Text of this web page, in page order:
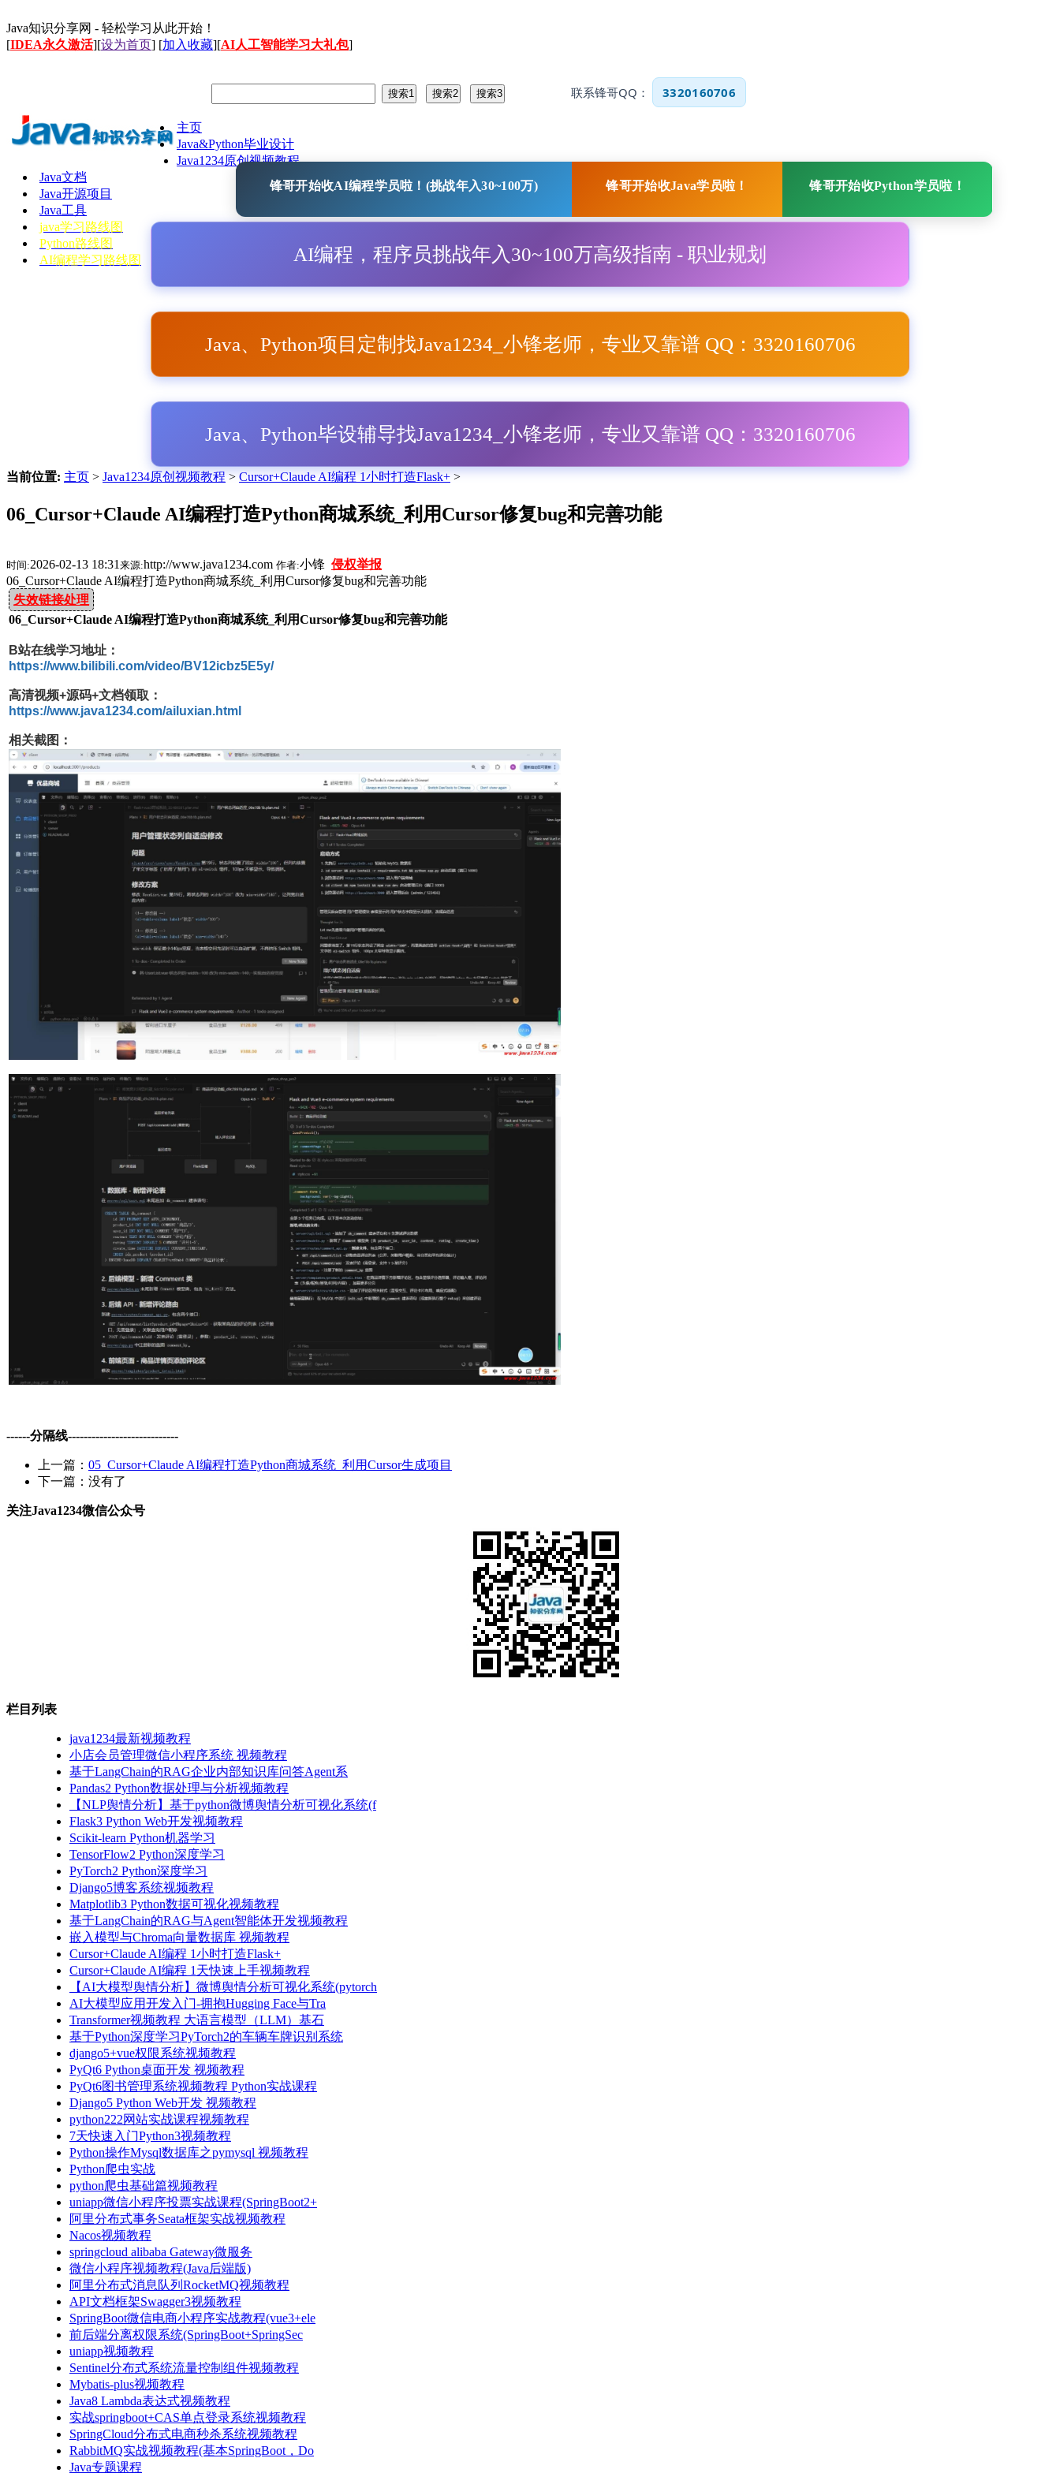
Java知识分享网 - 轻松学习从此开始！
[IDEA永久激活][设为首页] [加入收藏][AI人工智能学习大礼包]
联系锋哥QQ： 3320160706
主页
Java&Python毕业设计
Java1234原创视频教程
Java文档
Java开源项目
Java工具
java学习路线图
Python路线图
AI编程学习路线图
锋哥开始收AI编程学员啦！(挑战年入30~100万) 锋哥开始收Java学员啦！ 锋哥开始收Python学员啦！
AI编程，程序员挑战年入30~100万高级指南 - 职业规划
Java、Python项目定制找Java1234_小锋老师，专业又靠谱 QQ：3320160706
Java、Python毕设辅导找Java1234_小锋老师，专业又靠谱 QQ：3320160706
当前位置: 主页 > Java1234原创视频教程 > Cursor+Claude AI编程 1小时打造Flask+ >
06_Cursor+Claude AI编程打造Python商城系统_利用Cursor修复bug和完善功能
时间:2026-02-13 18:31 来源:http://www.java1234.com 作者:小锋 侵权举报
06_Cursor+Claude AI编程打造Python商城系统_利用Cursor修复bug和完善功能
失效链接处理
06_Cursor+Claude AI编程打造Python商城系统_利用Cursor修复bug和完善功能
B站在线学习地址：
https://www.bilibili.com/video/BV12icbz5E5y/
高清视频+源码+文档领取：
https://www.java1234.com/ailuxian.html
相关截图：
------分隔线----------------------------
上一篇： 05_Cursor+Claude AI编程打造Python商城系统_利用Cursor生成项目
下一篇：没有了
关注Java1234微信公众号
栏目列表
java1234最新视频教程
小店会员管理微信小程序系统 视频教程
基于LangChain的RAG企业内部知识库问答Agent系
Pandas2 Python数据处理与分析视频教程
【NLP舆情分析】基于python微博舆情分析可视化系统(f
Flask3 Python Web开发视频教程
Scikit-learn Python机器学习
TensorFlow2 Python深度学习
PyTorch2 Python深度学习
Django5博客系统视频教程
Matplotlib3 Python数据可视化视频教程
基于LangChain的RAG与Agent智能体开发视频教程
嵌入模型与Chroma向量数据库 视频教程
Cursor+Claude AI编程 1小时打造Flask+
Cursor+Claude AI编程 1天快速上手视频教程
【AI大模型舆情分析】微博舆情分析可视化系统(pytorch
AI大模型应用开发入门-拥抱Hugging Face与Tra
Transformer视频教程 大语言模型（LLM）基石
基于Python深度学习PyTorch2的车辆车牌识别系统
django5+vue权限系统视频教程
PyQt6 Python桌面开发 视频教程
PyQt6图书管理系统视频教程 Python实战课程
Django5 Python Web开发 视频教程
python222网站实战课程视频教程
7天快速入门Python3视频教程
Python操作Mysql数据库之pymysql 视频教程
Python爬虫实战
python爬虫基础篇视频教程
uniapp微信小程序投票实战课程(SpringBoot2+
阿里分布式事务Seata框架实战视频教程
Nacos视频教程
springcloud alibaba Gateway微服务
微信小程序视频教程(Java后端版)
阿里分布式消息队列RocketMQ视频教程
API文档框架Swagger3视频教程
SpringBoot微信电商小程序实战教程(vue3+ele
前后端分离权限系统(SpringBoot+SpringSec
uniapp视频教程
Sentinel分布式系统流量控制组件视频教程
Mybatis-plus视频教程
Java8 Lambda表达式视频教程
实战springboot+CAS单点登录系统视频教程
SpringCloud分布式电商秒杀系统视频教程
RabbitMQ实战视频教程(基本SpringBoot，Do
Java专题课程